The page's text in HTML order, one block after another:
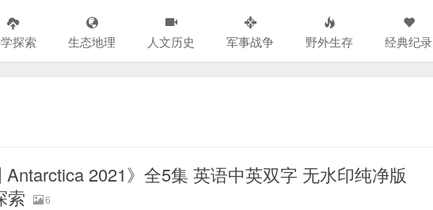
探索 生态地理 人文历史 军事战争 野外生存 经典纪录
2021》全5集 英语中英双字 无水印纯净版
索
6